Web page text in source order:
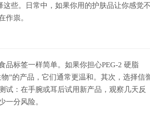
这些。日常中，如果你用的护肤品让你感觉不
作祟。
品标签一样简单。如果你担心PEG-2 硬脂
”的产品，它们通常更温和。其次，选择信
试：在手腕或耳后试用新产品，观察几天反
分风险。